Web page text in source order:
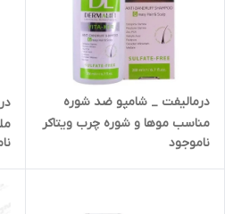
درمالیفت _ شامپو ضد شوره
مناسب موها و شوره چرب ویتاکر
ناموجود